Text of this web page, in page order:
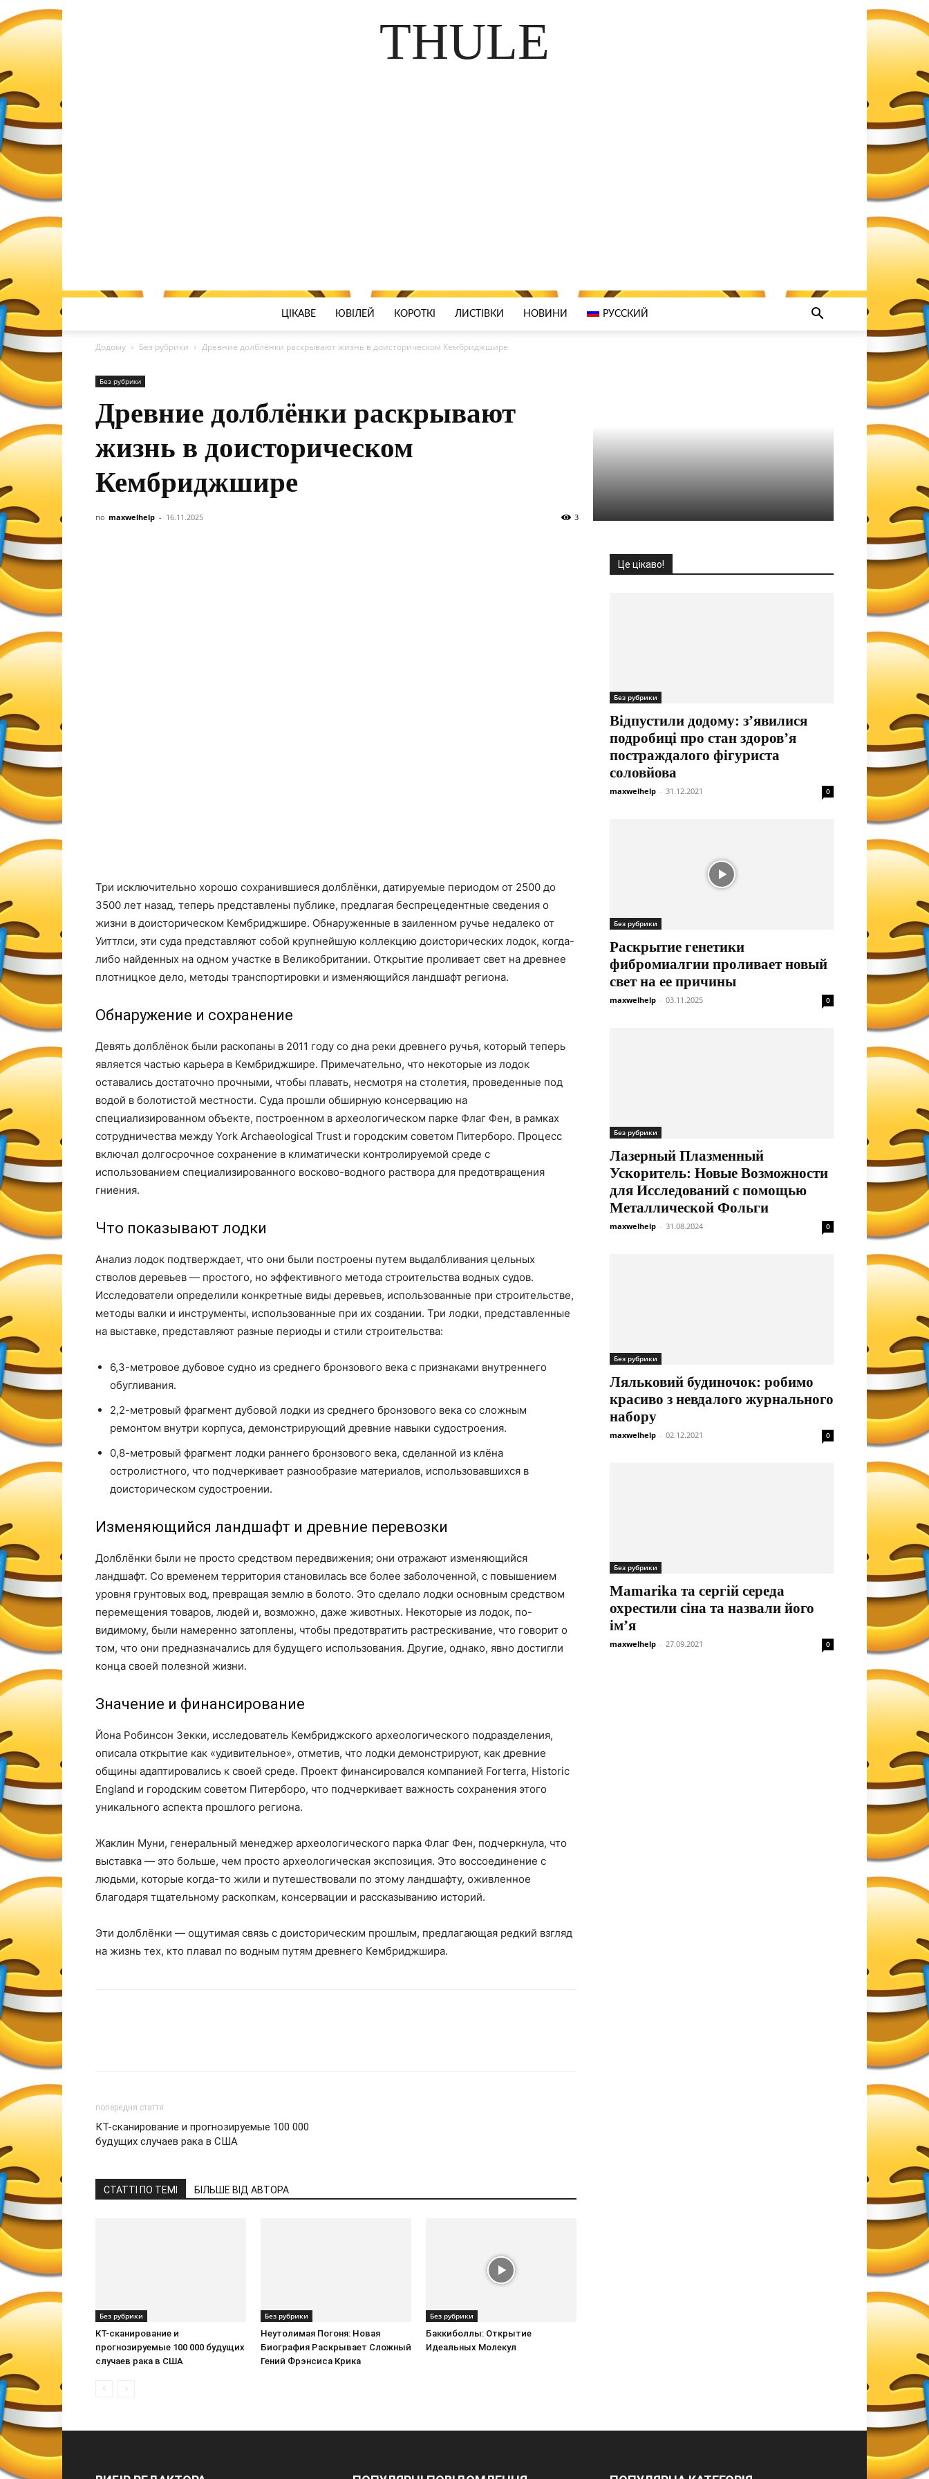
THULE
ЦІКАВЕ ЮВІЛЕЙ КОРОТКІ ЛИСТІВКИ НОВИНИ РУССКИЙ
Додому Без рубрики Древние долблёнки раскрывают жизнь в доисторическом Кембриджшире
Без рубрики
Древние долблёнки раскрывают
жизнь в доисторическом
Кембриджшире
по maxwelhelp - 16.11.2025 3
Три исключительно хорошо сохранившиеся долблёнки, датируемые периодом от 2500 до
3500 лет назад, теперь представлены публике, предлагая беспрецедентные сведения о
жизни в доисторическом Кембриджшире. Обнаруженные в заиленном ручье недалеко от
Уиттлси, эти суда представляют собой крупнейшую коллекцию доисторических лодок, когда-
либо найденных на одном участке в Великобритании. Открытие проливает свет на древнее
плотницкое дело, методы транспортировки и изменяющийся ландшафт региона.
Обнаружение и сохранение
Девять долблёнок были раскопаны в 2011 году со дна реки древнего ручья, который теперь
является частью карьера в Кембриджшире. Примечательно, что некоторые из лодок
оставались достаточно прочными, чтобы плавать, несмотря на столетия, проведенные под
водой в болотистой местности. Суда прошли обширную консервацию на
специализированном объекте, построенном в археологическом парке Флаг Фен, в рамках
сотрудничества между York Archaeological Trust и городским советом Питерборо. Процесс
включал долгосрочное сохранение в климатически контролируемой среде с
использованием специализированного восково-водного раствора для предотвращения
гниения.
Что показывают лодки
Анализ лодок подтверждает, что они были построены путем выдалбливания цельных
стволов деревьев — простого, но эффективного метода строительства водных судов.
Исследователи определили конкретные виды деревьев, использованные при строительстве,
методы валки и инструменты, использованные при их создании. Три лодки, представленные
на выставке, представляют разные периоды и стили строительства:
6,3-метровое дубовое судно из среднего бронзового века с признаками внутреннего
обугливания.
2,2-метровый фрагмент дубовой лодки из среднего бронзового века со сложным
ремонтом внутри корпуса, демонстрирующий древние навыки судостроения.
0,8-метровый фрагмент лодки раннего бронзового века, сделанной из клёна
остролистного, что подчеркивает разнообразие материалов, использовавшихся в
доисторическом судостроении.
Изменяющийся ландшафт и древние перевозки
Долблёнки были не просто средством передвижения; они отражают изменяющийся
ландшафт. Со временем территория становилась все более заболоченной, с повышением
уровня грунтовых вод, превращая землю в болото. Это сделало лодки основным средством
перемещения товаров, людей и, возможно, даже животных. Некоторые из лодок, по-
видимому, были намеренно затоплены, чтобы предотвратить растрескивание, что говорит о
том, что они предназначались для будущего использования. Другие, однако, явно достигли
конца своей полезной жизни.
Значение и финансирование
Йона Робинсон Зекки, исследователь Кембриджского археологического подразделения,
описала открытие как «удивительное», отметив, что лодки демонстрируют, как древние
общины адаптировались к своей среде. Проект финансировался компанией Forterra, Historic
England и городским советом Питерборо, что подчеркивает важность сохранения этого
уникального аспекта прошлого региона.
Жаклин Муни, генеральный менеджер археологического парка Флаг Фен, подчеркнула, что
выставка — это больше, чем просто археологическая экспозиция. Это воссоединение с
людьми, которые когда-то жили и путешествовали по этому ландшафту, оживленное
благодаря тщательному раскопкам, консервации и рассказыванию историй.
Эти долблёнки — ощутимая связь с доисторическим прошлым, предлагающая редкий взгляд
на жизнь тех, кто плавал по водным путям древнего Кембриджшира.
попередня стаття
КТ-сканирование и прогнозируемые 100 000
будущих случаев рака в США
СТАТТІ ПО ТЕМІ БІЛЬШЕ ВІД АВТОРА
Без рубрики
КТ-сканирование и
прогнозируемые 100 000 будущих
случаев рака в США
Без рубрики
Неутолимая Погоня: Новая
Биография Раскрывает Сложный
Гений Фрэнсиса Крика
Без рубрики
Баккиболлы: Открытие
Идеальных Молекул
Це цікаво!
Без рубрики
Відпустили додому: з’явилися
подробиці про стан здоров’я
постраждалого фігуриста
соловйова
maxwelhelp - 31.12.2021 0
Без рубрики
Раскрытие генетики
фибромиалгии проливает новый
свет на ее причины
maxwelhelp - 03.11.2025 0
Без рубрики
Лазерный Плазменный
Ускоритель: Новые Возможности
для Исследований с помощью
Металлической Фольги
maxwelhelp - 31.08.2024 0
Без рубрики
Ляльковий будиночок: робимо
красиво з невдалого журнального
набору
maxwelhelp - 02.12.2021 0
Без рубрики
Mamarika та сергій середа
охрестили сіна та назвали його
ім’я
maxwelhelp - 27.09.2021 0